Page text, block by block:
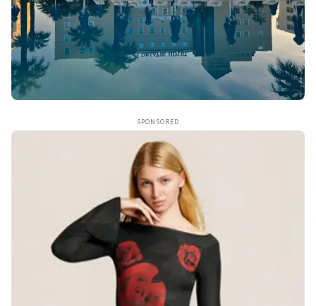
SPONSORED